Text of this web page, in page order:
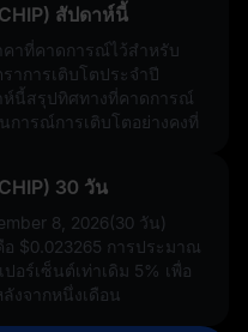
สัปดาห์นี้
าที่คาดการณ์ไว้สำหรับ
าการเติบโตประจำปี
ห์นี้สรุปทิศทางที่คาดการณ์
การณ์การเติบโตอย่างคงที่
30 วัน
8, 2026(30 วัน)
อ $0.023265 การประมาณ
อร์เซ็นต์เท่าเดิม 5% เพื่อ
งจากหนึ่งเดือน